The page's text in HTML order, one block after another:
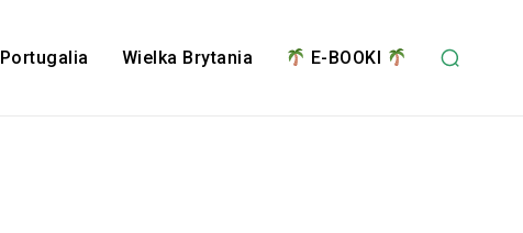
Portugalia Wielka Brytania E-BOOKI